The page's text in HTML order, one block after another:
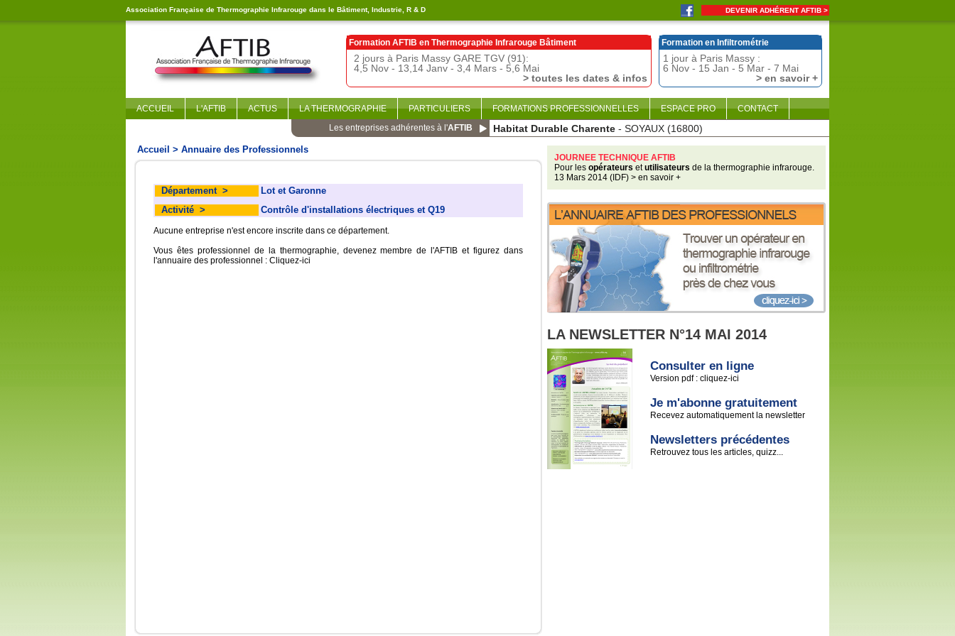
Association Française de Thermographie Infrarouge dans le Bâtiment, Industrie, R & D DEVENIR ADHÉRENT AFTIB >
Formation AFTIB en Thermographie Infrarouge Bâtiment
2 jours à Paris Massy GARE TGV (91):
4,5 Nov - 13,14 Janv - 3,4 Mars - 5,6 Mai
> toutes les dates & infos
Formation en Infiltrométrie
1 jour à Paris Massy :
6 Nov - 15 Jan - 5 Mar - 7 Mai
> en savoir +
ACCUEIL L'AFTIB ACTUS LA THERMOGRAPHIE PARTICULIERS FORMATIONS PROFESSIONNELLES ESPACE PRO
CONTACT
Les entreprises adhérentes à l'AFTIB Habitat Durable Charente - SOYAUX (16800)
Accueil > Annuaire des Professionnels
Département >
Lot et Garonne
Activité > Contrôle d'installations électriques et Q19
Aucune entreprise n'est encore inscrite dans ce département.
Vous êtes professionnel de la thermographie, devenez membre de l'AFTIB et figurez dans
l'annuaire des professionnel : Cliquez-ici
JOURNEE TECHNIQUE AFTIB
Pour les opérateurs etutilisateurs de la thermographie infrarouge.
13 Mars 2014 (IDF) > en savoir +
LA NEWSLETTER N°14 MAI 2014
Consulter en ligne
Version pdf : cliquez-ici
Je m'abonne gratuitement
Recevez automatiquement la newsletter
Newsletters précédentes
Retrouvez tous les articles, quizz...